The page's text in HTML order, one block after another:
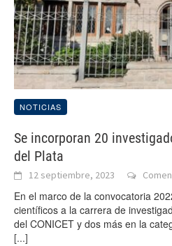
NOTICIAS
Se incorporan 20
del Plata
12 septiembre, 2023
En el marco de la convocatoria
científicos a la carrera de
del CONICET y dos más en la
[...]